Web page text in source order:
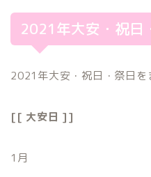
2021年大安・祝日
2021年大安・祝日・祭日を
[[ 大安日 ]]
1月